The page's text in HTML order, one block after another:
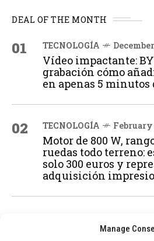
Manage
DEAL OF THE MONTH
01 TECNOLOGÍA
Vídeo impactante:
grabación cómo
en apenas 5 minutos
02 TECNOLOGÍA February
Motor de 800 W,
ruedas todo terreno:
solo 300 euros y
adquisición
GAME se Une a la